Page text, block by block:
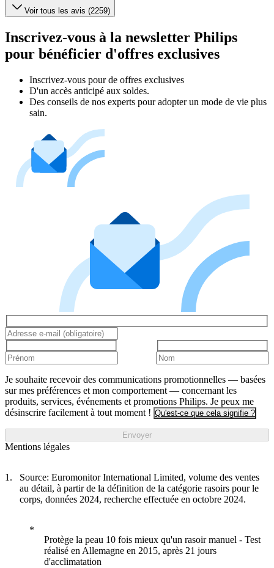
Voir tous les avis (2259)
Inscrivez-vous à la newsletter Philips
pour bénéficier d'offres exclusives
Inscrivez‑vous pour de offres exclusives
D'un accès anticipé aux soldes.
Des conseils de nos experts pour adopter un mode de vie plus
sain.
Je souhaite recevoir des communications promotionnelles — basées
sur mes préférences et mon comportement — concernant les
produits, services, événements et promotions Philips. Je peux me
désinscrire facilement à tout moment ! Qu'est-ce que cela signifie ?
Envoyer
Mentions légales
Source: Euromonitor International Limited, volume des ventes
au détail, à partir de la définition de la catégorie rasoirs pour le
corps, données 2024, recherche effectuée en octobre 2024.
Protège la peau 10 fois mieux qu'un rasoir manuel - Test
réalisé en Allemagne en 2015, après 21 jours
d'acclimatation